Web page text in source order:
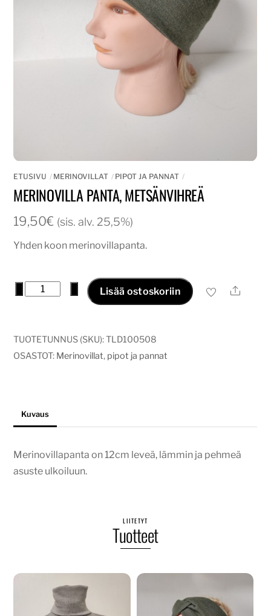
ETUSIVU MERINOVILLAT PIPOT JA PANNAT
MERINOVILLA PANTA, METSÄNVIHREÄ
19,50€ (sis. alv. 25,5%)
Yhden koon merinovillapanta.
Merinovilla
määrä
Lisää ostoskoriin Ale
TUOTETUNNUS (SKU):TLD100508
OSASTOT: Merinovillat, pipot ja pannat
Kuvaus
Merinovillapanta on 12cm leveä, lämmin ja pehmeä
asuste ulkoiluun.
LIITETYT
Tuotteet